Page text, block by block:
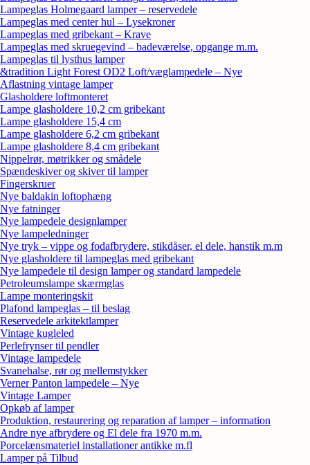
Lampeglas Holmegaard lamper – reservedele
Lampeglas med center hul – Lysekroner
Lampeglas med gribekant – Krave
Lampeglas med skruegevind – badeværelse, opgange m.m.
Lampeglas til lysthus lamper
&tradition Light Forest OD2 Loft/væglampedele – Nye
Aflastning vintage lamper
Glasholdere loftmonteret
Lampe glasholdere 10,2 cm gribekant
Lampe glasholdere 15,4 cm
Lampe glasholdere 6,2 cm gribekant
Lampe glasholdere 8,4 cm gribekant
Nippelrør, møtrikker og smådele
Spændeskiver og skiver til lamper
Fingerskruer
Nye baldakin loftophæng
Nye fatninger
Nye lampedele designlamper
Nye lampeledninger
Nye tryk – vippe og fodafbrydere, stikdåser, el dele, hanstik m.m
Nye glasholdere til lampeglas med gribekant
Nye lampedele til design lamper og standard lampedele
Petroleumslampe skærmglas
Lampe monteringskit
Plafond lampeglas – til beslag
Reservedele arkitektlamper
Vintage kugleled
Perlefrynser til pendler
Vintage lampedele
Svanehalse, rør og mellemstykker
Verner Panton lampedele – Nye
Vintage Lamper
Opkøb af lamper
Produktion, restaurering og reparation af lamper – information
Andre nye afbrydere og El dele fra 1970 m.m.
Porcelænsmateriel installationer antikke m.fl
Lamper på Tilbud